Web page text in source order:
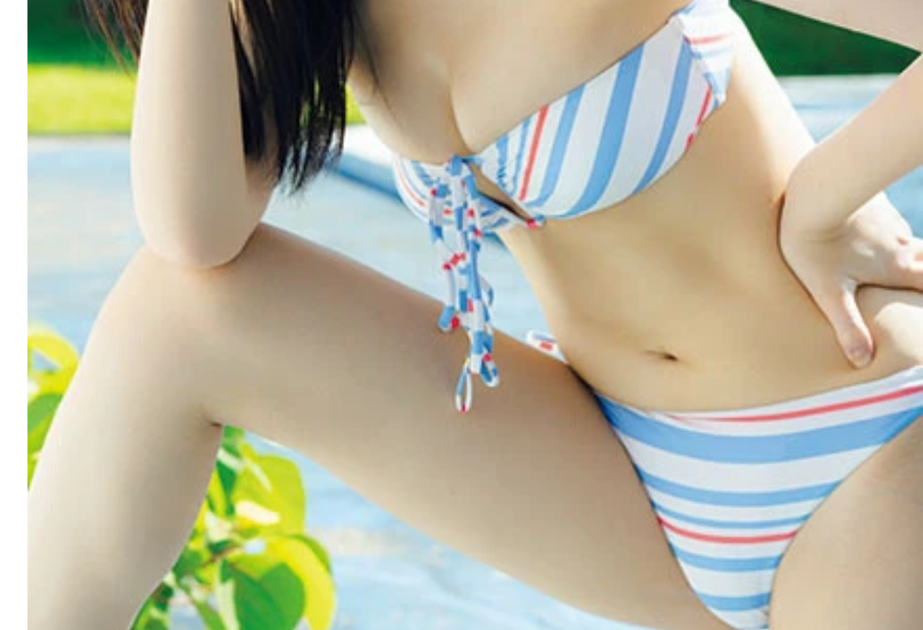
『週刊プレイボーイ』12・13号（撮影／カノウリョウマ）より
『週刊プレイボーイ』12・13号（撮影／カノウリョウマ）より
『愛を込めて』 一ノ瀬瑠菜（シャルロット） 撮影／カノウリョウマ 価格／1100円（税込） 2024年7月に掲載された、週プレ２回目のグラビアアザーカットで構成した一冊。ハ
クのあるのどかなスタジオを使い、ベッドやお風呂でまったり過ごすシーンから、お庭で見せるハツラツとした笑顔までを撮り下ろし。「グラビアが大好き」と公言する彼女
い気持ちと、グラビアへの愛がひしひしと伝わってくる。
『いちごと春』 一ノ瀬瑠菜（シャルロット） 撮影／カノウリョウマ 価格／1100円（税込） 「ずっとグラビアをやりたかったんです」、そう公言する一ノ瀬瑠菜の記念すべき
ビアを収録。ビーチや自然光の美しいスタジオで、楽しそうにポーズをキメる健気な姿がたっぷり。彼女の輝かしい未来を応援したくなる。